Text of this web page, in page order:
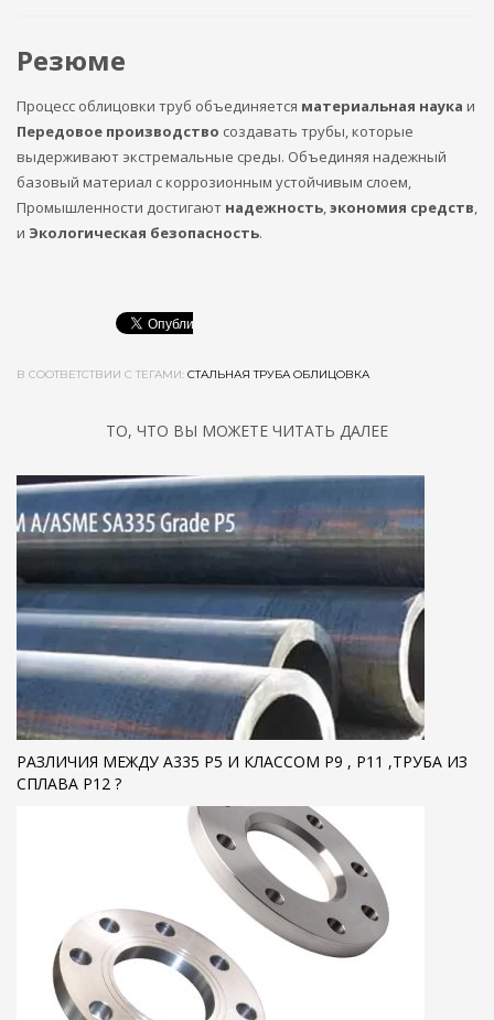
Резюме
Процесс облицовки труб объединяется материальная наука и
Передовое производство создавать трубы, которые
выдерживают экстремальные среды. Объединяя надежный
базовый материал с коррозионным устойчивым слоем,
Промышленности достигают надежность экономия средств
и Экологическая безопасность.
В СООТВЕТСТВИИ С ТЕГАМИ: СТАЛЬНАЯ ТРУБА ОБЛИЦОВКА
ТО, ЧТО ВЫ МОЖЕТЕ ЧИТАТЬ ДАЛЕЕ
РАЗЛИЧИЯ МЕЖДУ A335 P5 И КЛАССОМ P9 , Р11 ,ТРУБА ИЗ
СПЛАВА Р12 ?